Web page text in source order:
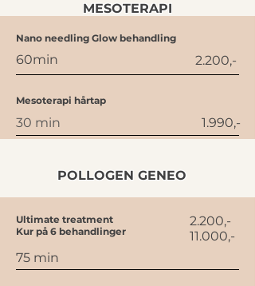
MESOTERAPI
Nano needling Glow behandling
60min 2.200,-
Mesoterapi hårtap
30 min 1.990,-
POLLOGEN GENEO
Ultimate treatment
Kur på 6 behandlinger
2.200,-
11.000,-
75 min